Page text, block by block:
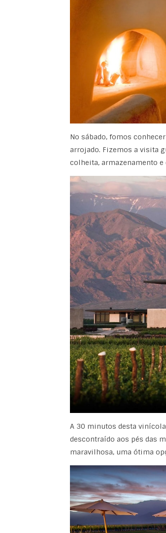
No sábado, fomos
arrojado. Fizemos a visita
colheita, armazenamento
A 30 minutos desta
descontraído aos pés das
maravilhosa, uma ótima